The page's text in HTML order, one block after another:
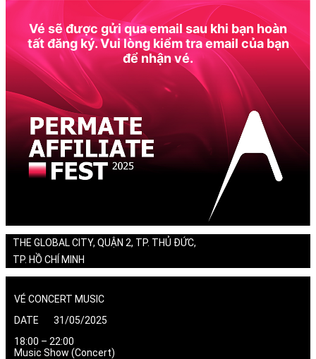
Vé sẽ được gửi qua email sau khi bạn hoàn
tất đăng ký. Vui lòng kiểm tra email của bạn
để nhận vé.
THE GLOBAL CITY, QUẬN 2, TP. THỦ ĐỨC,
TP. HỒ CHÍ MINH
VÉ CONCERT MUSIC
DATE 31/05/2025
18:00 – 22:00
Music Show (Concert)